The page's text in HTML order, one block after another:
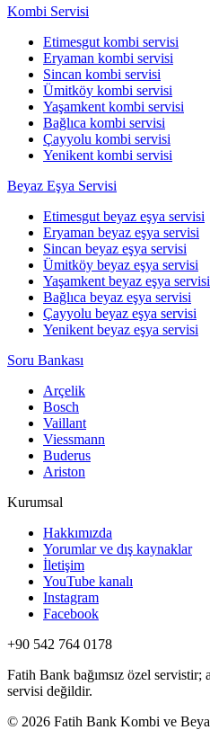
Kombi Servisi
Etimesgut kombi servisi
Eryaman kombi servisi
Sincan kombi servisi
Ümitköy kombi servisi
Yaşamkent kombi servisi
Bağlıca kombi servisi
Çayyolu kombi servisi
Yenikent kombi servisi
Beyaz Eşya Servisi
Etimesgut beyaz eşya servisi
Eryaman beyaz eşya servisi
Sincan beyaz eşya servisi
Ümitköy beyaz eşya servisi
Yaşamkent beyaz eşya servisi
Bağlıca beyaz eşya servisi
Çayyolu beyaz eşya servisi
Yenikent beyaz eşya servisi
Soru Bankası
Arçelik
Bosch
Vaillant
Viessmann
Buderus
Ariston
Kurumsal
Hakkımızda
Yorumlar ve dış kaynaklar
İletişim
YouTube kanalı
Instagram
Facebook
+90 542 764 0178
Fatih Bank bağımsız özel servistir;
servisi değildir.
© 2026 Fatih Bank Kombi ve